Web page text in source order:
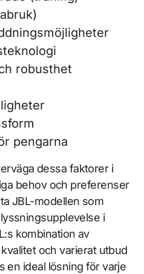
robusthet
pengarna
dessa faktorer i
behov och preferenser
JBL-modellen som
i
kombination av
och varierat utbud
en ideal lösning för varje